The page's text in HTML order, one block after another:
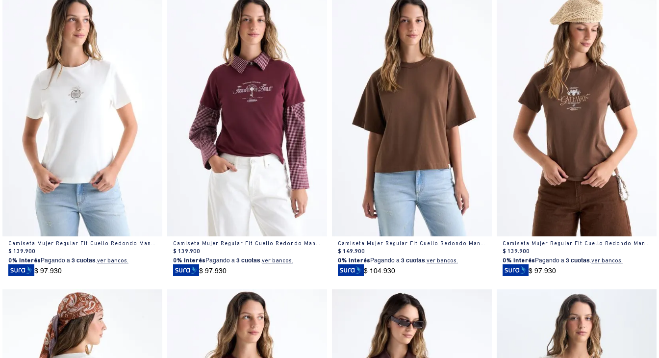
Camiseta Mujer Regular Fit Cuello Redondo Manga Corta Estampada Blanca
$ 139.900
0% Interés Pagando a 3 cuotas.ver bancos.
$ 97.930
Camiseta Mujer Regular Fit Cuello Redondo Manga Corta Estampada Blanca
$ 139.900
0% Interés Pagando a 3 cuotas.ver bancos.
$ 97.930
Camiseta Mujer Regular Fit Cuello Redondo Manga Corta Estampada Blanca
$ 149.900
0% Interés Pagando a 3 cuotas.ver bancos.
$ 104.930
Camiseta Mujer Regular Fit Cuello Redondo Manga Corta Estampada Blanca
$ 139.900
0% Interés Pagando a 3 cuotas.ver bancos.
$ 97.930